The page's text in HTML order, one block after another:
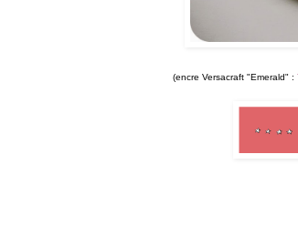
(encre Versacraft "Emerald" :